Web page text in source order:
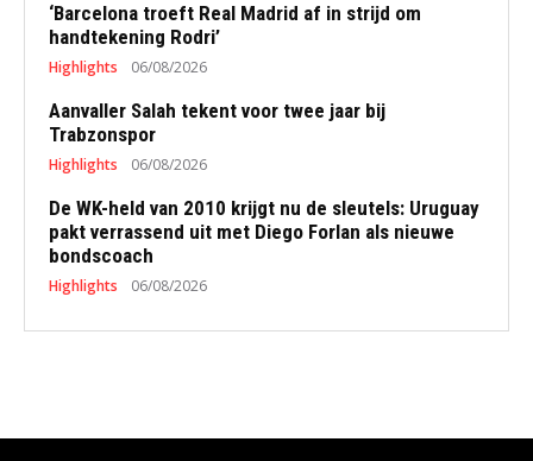
‘Barcelona troeft Real Madrid af in strijd om
handtekening Rodri’
Highlights 06/08/2026
Aanvaller Salah tekent voor twee jaar bij
Trabzonspor
Highlights 06/08/2026
De WK-held van 2010 krijgt nu de sleutels: Uruguay
pakt verrassend uit met Diego Forlan als nieuwe
bondscoach
Highlights 06/08/2026